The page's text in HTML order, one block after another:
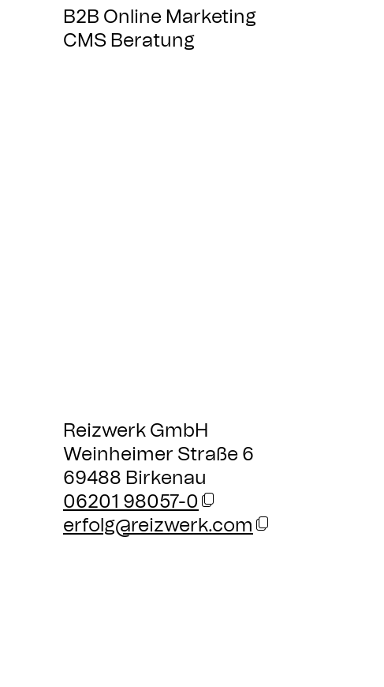
B2B Online Marketing
CMS Beratung
Reizwerk GmbH
Weinheimer Straße 6
69488 Birkenau
06201 98057-0
erfolg@reizwerk.com